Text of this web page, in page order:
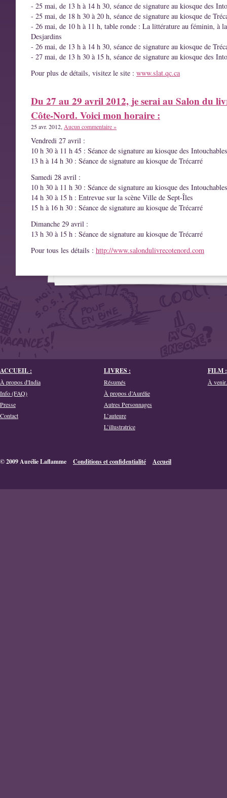
- 25 mai, de 13 h à 14 h 30, séance de signature au kiosque des
- 25 mai, de 18 h 30 à 20 h, séance de signature au kiosque de
- 26 mai, de 10 h à 11 h, table ronde : La littérature au féminin, à
Desjardins
- 26 mai, de 13 h à 14 h 30, séance de signature au kiosque de
- 27 mai, de 13 h 30 à 15 h, séance de signature au kiosque des
Pour plus de détails, visitez le site : www.slat.qc.ca
Du 27 au 29 avril 2012, je serai au Salon du
Côte-Nord. Voici mon horaire :
25 avr. 2012, Aucun commentaire »
Vendredi 27 avril :
10 h 30 à 11 h 45 : Séance de signature au kiosque des Intouchables
13 h à 14 h 30 : Séance de signature au kiosque de Trécarré
Samedi 28 avril :
10 h 30 à 11 h 30 : Séance de signature au kiosque des Intouchables
14 h 30 à 15 h : Entrevue sur la scène Ville de Sept-Îles
15 h à 16 h 30 : Séance de signature au kiosque de Trécarré
Dimanche 29 avril :
13 h 30 à 15 h : Séance de signature au kiosque de Trécarré
Pour tous les détails : http://www.salondulivrecotenord.com
ACCUEIL :
À propos d'India
Info (FAQ)
Presse
Contact
LIVRES :
Résumés
À propos d’Aurélie
Autres Personnages
L’auteure
L’illustratrice
FILM :
À
© 2009 Aurélie Laflamme Conditions et confidentialité Accueil